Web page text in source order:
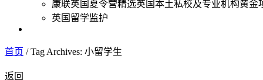
康联英国夏令营精选英国本土私校及专业机构黄金
英国留学监护
首页 /Tag Archives: 小留学生
返回